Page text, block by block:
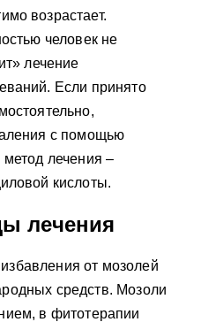
возрастает.
человек не
лечение
Если принято
с помощью
лечения –
кислоты.
лечения
от мозолей
средств. Мозоли
в фитотерапии